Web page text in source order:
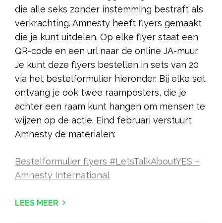
die alle seks zonder instemming bestraft als
verkrachting. Amnesty heeft flyers gemaakt
die je kunt uitdelen. Op elke flyer staat een
QR-code en een url naar de online JA-muur.
Je kunt deze flyers bestellen in sets van 20
via het bestelformulier hieronder. Bij elke set
ontvang je ook twee raamposters, die je
achter een raam kunt hangen om mensen te
wijzen op de actie. Eind februari verstuurt
Amnesty de materialen:
Bestelformulier flyers #LetsTalkAboutYES –
Amnesty International
LEES MEER